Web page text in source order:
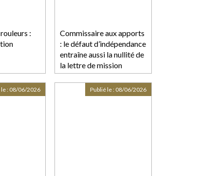
:
Commissaire aux apports
: le défaut d’indépendance
entraîne aussi la nullité de
la lettre de mission
: 08/06/2026 Publié le : 08/06/2026